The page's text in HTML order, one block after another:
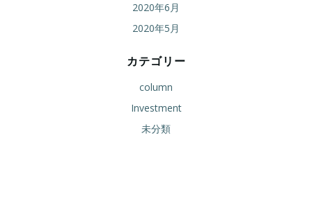
2020年6月
2020年5月
カテゴリー
column
Investment
未分類